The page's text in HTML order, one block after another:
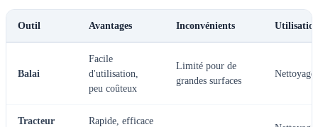
Outil Avantages Inconvénients
Balai
Facile
d'utilisation,
peu coûteux
Limité pour de
grandes surfaces
Nettoyage
Tracteur
Rapide, efficace